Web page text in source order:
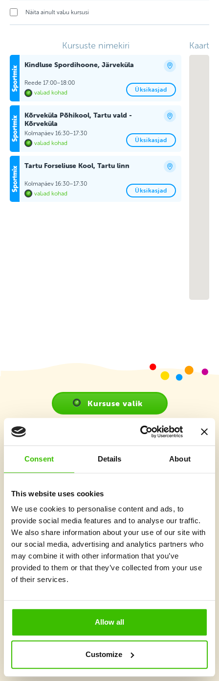
Consent Details About
This website uses cookies
We use cookies to personalise content and ads, to
provide social media features and to analyse our traffic.
We also share information about your use of our site with
our social media, advertising and analytics partners who
may combine it with other information that you’ve
provided to them or that they’ve collected from your use
of their services.
Allow all
Customize
Näita ainult vabu kursusi
Kursuste nimekiri
Kindluse Spordihoone, Järveküla
Reede 17:00–18:00
vabad kohad
Üksikasjad
Kõrveküla Põhikool, Tartu vald -
Kõrveküla
Kolmapäev 16:30–17:30
vabad kohad
Üksikasjad
Tartu Forseliuse Kool, Tartu linn
Kolmapäev 16:30–17:30
vabad kohad
Üksikasjad
Kaart
Kursuse valik
Mis on Gymnathlonis uut?
edukate sportlaste saladus
Mis on kõigi spordialade maailma parimate sportlaste ühine
joon? Mitut spordiala hõlmav alus, millele nende edu tugineb.